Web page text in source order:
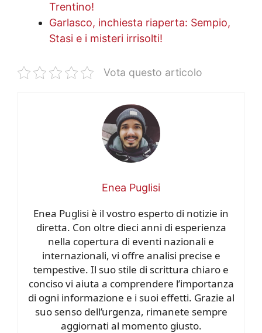
Trentino!
Garlasco, inchiesta riaperta: Sempio,
Stasi e i misteri irrisolti!
Vota questo articolo
Enea Puglisi
Enea Puglisi è il vostro esperto di notizie in
diretta. Con oltre dieci anni di esperienza
nella copertura di eventi nazionali e
internazionali, vi offre analisi precise e
tempestive. Il suo stile di scrittura chiaro e
conciso vi aiuta a comprendere l’importanza
di ogni informazione e i suoi effetti. Grazie al
suo senso dell’urgenza, rimanete sempre
aggiornati al momento giusto.